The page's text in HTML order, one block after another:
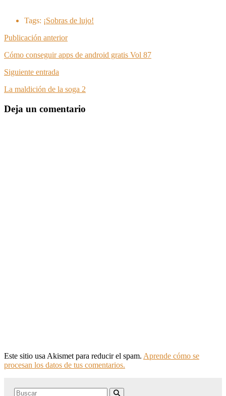
Tags: ¡Sobras de lujo!
Publicación anterior
Cómo conseguir apps de android gratis Vol 87
Siguiente entrada
La maldición de la soga 2
Deja un comentario
Este sitio usa Akismet para reducir el spam. Aprende cómo se
procesan los datos de tus comentarios.
Search